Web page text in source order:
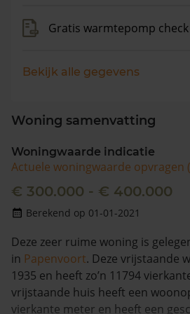
Gratis warmtepomp check
Bekijk alle gegevens
Woning samenvatting
Woningwaarde indicatie
Actuele woningwaarde opvragen
€ 300.000 - € 400.000
Berekend op 01-01-2021
Deze zeer ruime woning is
in Papenvoort. Deze vrijstaande
1935 en heeft zo’n 11794
vrijstaande huis heeft een
vierkante meter en heeft een